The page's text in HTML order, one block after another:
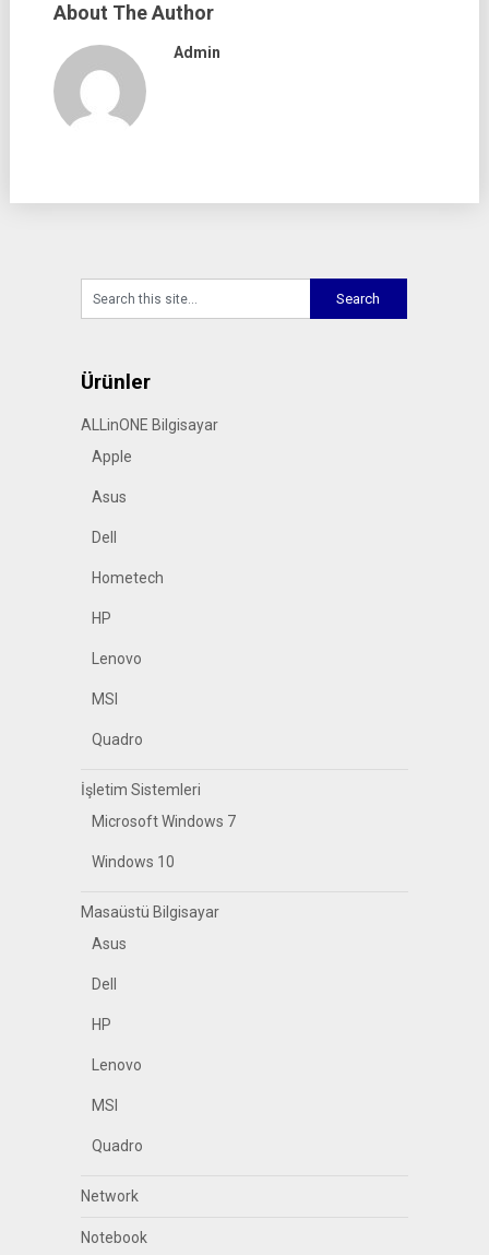
About The Author
Admin
Ürünler
ALLinONE Bilgisayar
Apple
Asus
Dell
Hometech
HP
Lenovo
MSI
Quadro
İşletim Sistemleri
Microsoft Windows 7
Windows 10
Masaüstü Bilgisayar
Asus
Dell
HP
Lenovo
MSI
Quadro
Network
Notebook